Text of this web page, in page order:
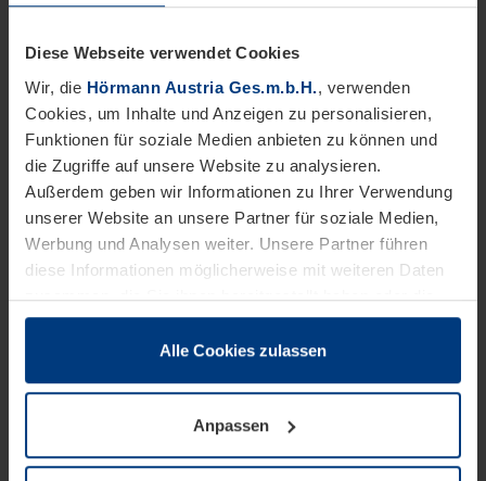
Diese Webseite verwendet Cookies
Wir, die Hörmann Austria Ges.m.b.H., verwenden
Cookies, um Inhalte und Anzeigen zu personalisieren,
Funktionen für soziale Medien anbieten zu können und
die Zugriffe auf unsere Website zu analysieren.
Außerdem geben wir Informationen zu Ihrer Verwendung
unserer Website an unsere Partner für soziale Medien,
Werbung und Analysen weiter. Unsere Partner führen
diese Informationen möglicherweise mit weiteren Daten
zusammen, die Sie ihnen bereitgestellt haben oder die
sie im Rahmen Ihrer Nutzung der Dienste gesammelt
wenn diese für den Betrieb dieser Seite unbedingt
notwendig sind. Für alle anderen Cookie-Typen benötigen
wir Ihre Erlaubnis. Ihre Einwilligung können Sie jederzeit
Alle Cookies zulassen
Anpassen